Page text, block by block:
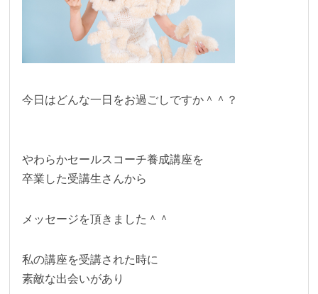
今日はどんな一日をお過ごしですか＾＾？
やわらかセールスコーチ養成講座を
卒業した受講生さんから
メッセージを頂きました＾＾
私の講座を受講された時に
素敵な出会いがあり